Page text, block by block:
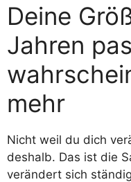
Deine
Jahren
mehr
Nicht weil du dich
deshalb. Das ist die
verändert sich